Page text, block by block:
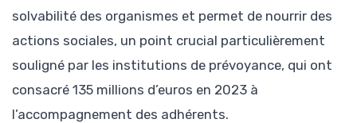
solvabilité des organismes et permet de nourrir des
actions sociales, un point crucial particulièrement
souligné par les institutions de prévoyance, qui ont
consacré 135 millions d’euros en 2023 à
l’accompagnement des adhérents.